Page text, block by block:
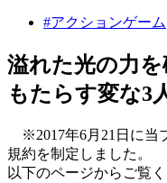
#アクションゲーム
溢れた光の力
もたらす変な3
※2017年6月21日に当
規約を制定しました。
以下のページからご覧